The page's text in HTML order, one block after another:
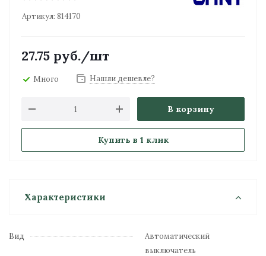
Артикул: 814170
27.75 руб./шт
Много Нашли дешевле?
В корзину
Купить в 1 клик
Характеристики
Вид
Автоматический
выключатель